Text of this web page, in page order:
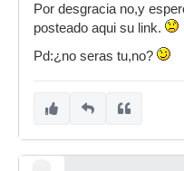
Por desgracia no,y
posteado aqui su link.
Pd:¿no seras tu,no?